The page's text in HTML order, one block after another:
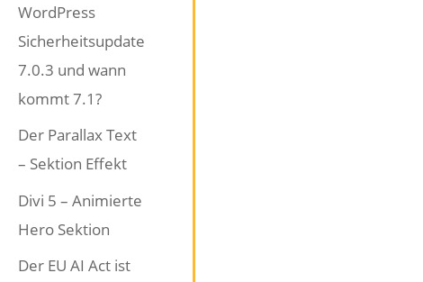
WordPress
Sicherheitsupdate
7.0.3 und wann
kommt 7.1?
Der Parallax Text
– Sektion Effekt
Divi 5 – Animierte
Hero Sektion
Der EU AI Act ist